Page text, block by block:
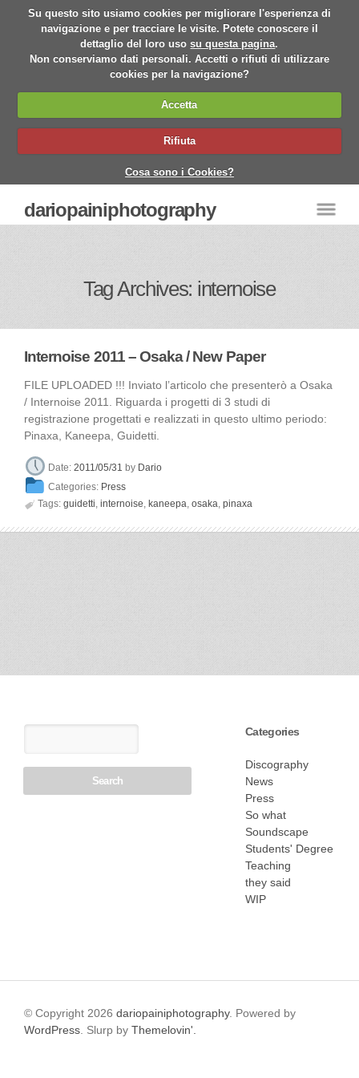
Su questo sito usiamo cookies per migliorare l'esperienza di
navigazione e per tracciare le visite. Potete conoscere il
dettaglio del loro usosu questa pagina.
Non conserviamo dati personali. Accetti o rifiuti di utilizzare
cookies per la navigazione?
Accetta
Rifiuta
Cosa sono i Cookies?
dariopainiphotography
Tag Archives: internoise
Internoise 2011 – Osaka / New Paper
FILE UPLOADED !!! Inviato l’articolo che presenterò a Osaka
/ Internoise 2011. Riguarda i progetti di 3 studi di
registrazione progettati e realizzati in questo ultimo periodo:
Pinaxa, Kaneepa, Guidetti.
Date:2011/05/31 by Dario
Categories: Press
 Tags: guidetti internoise kaneepa osaka pinaxa
Categories
Discography
News
Press
So what
Soundscape
Students' Degree
Teaching
they said
WIP
© Copyright 2026 dariopainiphotography. Powered by
WordPress . Slurp by Themelovin'.